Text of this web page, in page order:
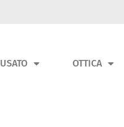
USATO OTTICA